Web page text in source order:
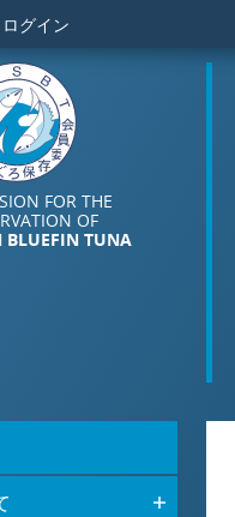
ログイン
FOR THE
OF
BLUEFIN TUNA